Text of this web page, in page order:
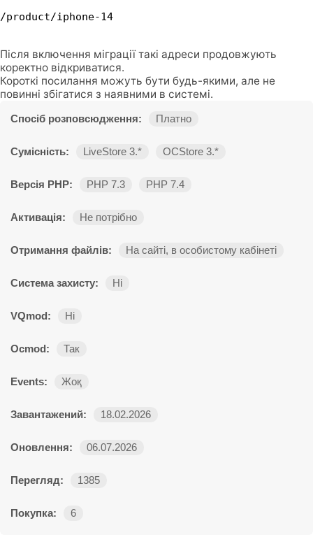
/product/iphone-14
Після включення міграції такі адреси продовжують
коректно відкриватися.
Короткі посилання можуть бути будь-якими, але не
повинні збігатися з наявними в системі.
Спосіб розповсюдження: Платно
Сумісність: LiveStore 3.* OCStore 3.*
Версія PHP: PHP 7.3 PHP 7.4
Активація: Не потрібно
Отримання файлів: На сайті, в особистому кабінеті
Система захисту: Ні
VQmod: Ні
Ocmod: Так
Events: Жоқ
Завантажений: 18.02.2026
Оновлення: 06.07.2026
Перегляд: 1385
Покупка: 6